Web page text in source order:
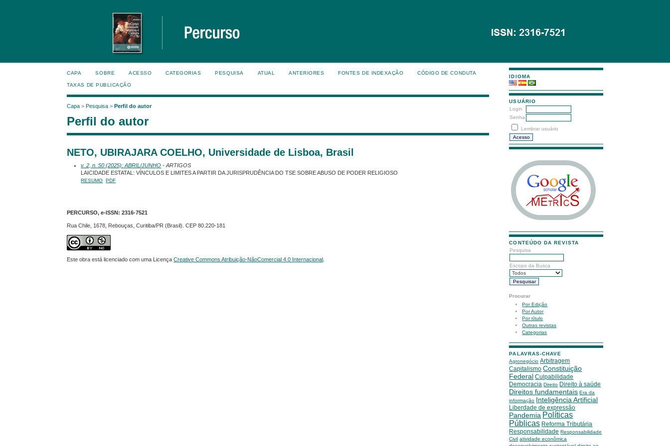
IDIOMA
USUÁRIO
Login
Senha
Lembrar usuário
CONTEÚDO DA REVISTA
Pesquisa
Escopo da Busca
Procurar
Por Edição
Por Autor
Por título
Outras revistas
Categorias
PALAVRAS-CHAVE
Agronegócio Arbitragem
Capitalismo Constituição
Federal Culpabilidade
Democracia Direito Direito à saúde
Direitos fundamentais Era da
informação Inteligência Artificial
Liberdade de expressão
Pandemia Políticas
Públicas Reforma Tributária
Responsabilidade Responsabilidade
Civil atividade econômica
CAPA SOBRE ACESSO CATEGORIAS PESQUISA ATUAL ANTERIORES FONTES DE INDEXAÇÃO CÓDIGO DE CONDUTA
TAXAS DE PUBLICAÇÃO
Capa >Pesquisa >Perfil do autor
Perfil do autor
NETO, UBIRAJARA COELHO, Universidade de Lisboa, Brasil
v. 2, n. 50 (2025): ABRIL/JUNHO - ARTIGOS
LAICIDADE ESTATAL: VÍNCULOS E LIMITES A PARTIR DA JURISPRUDÊNCIA DO TSE SOBRE ABUSO DE PODER RELIGIOSO
RESUMO PDF
PERCURSO, e-ISSN:2316-7521
Rua Chile, 1678, Rebouças, Curitiba/PR (Brasil). CEP 80.220-181
Este obra está licenciado com uma LicençaCreative Commons Atribuição-NãoComercial 4.0 Internacional